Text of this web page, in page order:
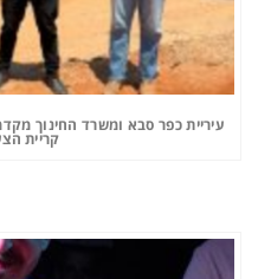
עיריית כפר סבא ומשרד החינוך
קריית